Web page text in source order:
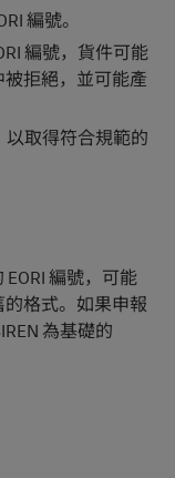
編號。
編號，貨件可能
拒絕，並可能產
以取得符合規範的
編號，可能
格式。如果申報
為基礎的